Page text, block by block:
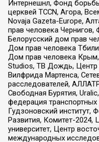
Интернешнл, Фонд
церквей TCCN, Агора,
Novaja Gazeta-Europe,
прав человека
Белорусский дом прав
Дом прав человека
Дом прав человека
Studios, ТВ Дождь, Центр
Вилфрида Мартенса,
расследователей,
Свободная Бурятия,
федерация
Гудзоновский институт,
Развития, Комитет-2024,
университет, Центр
международных